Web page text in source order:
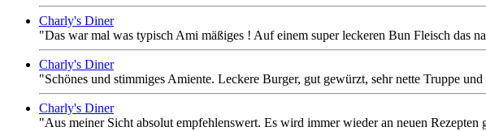
Charly's Diner
"Das war mal was typisch Ami mäßiges ! Auf einem super leckeren Bun Fleisch das
Charly's Diner
"Schönes und stimmiges Amiente. Leckere Burger, gut gewürzt, sehr nette Truppe
Charly's Diner
"Aus meiner Sicht absolut empfehlenswert. Es wird immer wieder an neuen